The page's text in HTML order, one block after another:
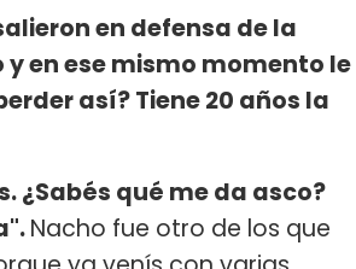
en defensa de la
en ese mismo momento le
así? Tiene 20 años la
¿Sabés qué me da asco?
Nacho fue otro de los que